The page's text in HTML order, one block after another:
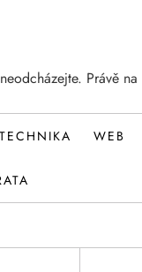
Právě na
TECHNIKA WEB